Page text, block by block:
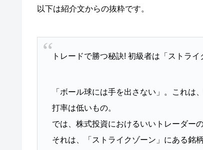
以下は紹介文からの抜粋です。
トレードで勝つ秘訣! 初級者は「ストラ
「ボール球には手を出さない」。これは
打率は低いもの。
では、株式投資におけるいいトレーダー
それは、「ストライクゾーン」にある銘